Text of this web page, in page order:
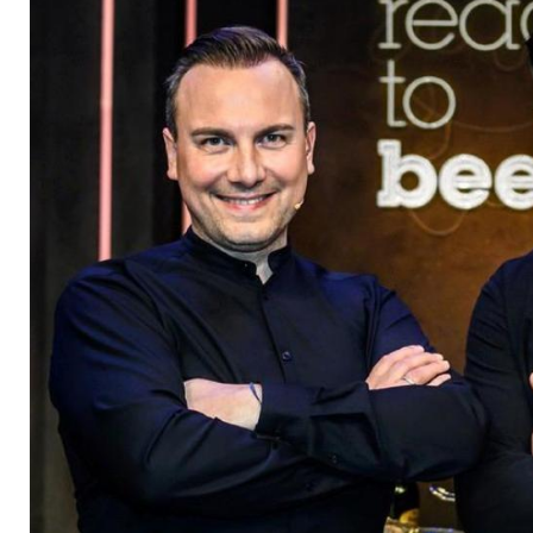
Tim Mälzer und Tim